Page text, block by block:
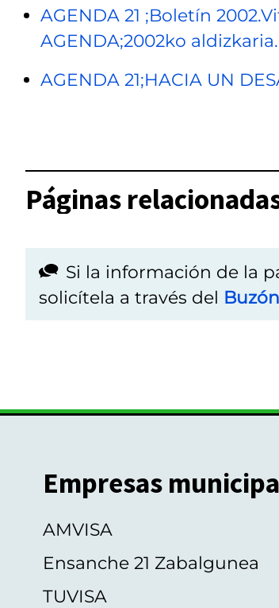
AGENDA 21 ;Boletín
AGENDA;2002ko
AGENDA 21;HACIA UN
Páginas
Si la información de la
solicítela a través del
Empresas
AMVISA
Ensanche 21 Zabalgunea
TUVISA